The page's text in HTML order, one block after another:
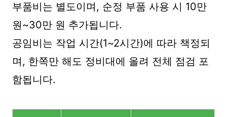
부품비는 별도이며, 순정 부품 사용 시 10만
원~30만 원 추가됩니다.
공임비는 작업 시간(1~2시간)에 따라 책정되
며, 한쪽만 해도 정비대에 올려 전체 점검 포
함됩니다.